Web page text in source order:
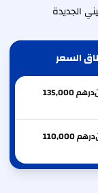
الجديدة
السعر
135,000درهم
110,000درهم